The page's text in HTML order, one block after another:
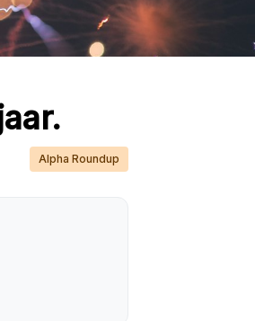
Alpha Roundup